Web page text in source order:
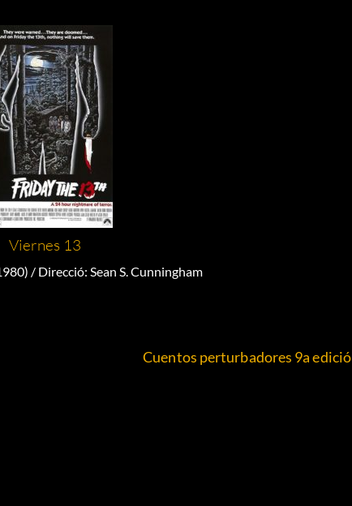
Viernes 13
/ Direcció: Sean S. Cunningham
Cuentos perturbadores 9a edició